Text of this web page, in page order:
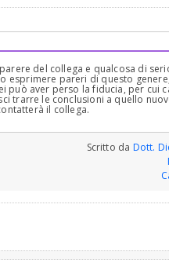
del collega e qualcosa di
esprimere pareri di questo
può aver perso la fiducia, per cui
trarre le conclusioni a quello
il collega.
Scritto da Dott.